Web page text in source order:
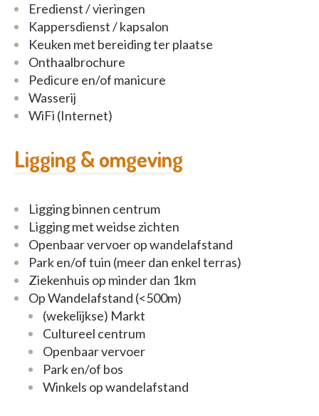
De bewoner en zijn familieleden worden gehoord en
begeleid vanaf het eerste gesprek voor het
binnenkomen, indien nodig verplaatsen wij ons
hiervoor graag;
De ondersteuning van de administratieve
formaliteiten wordt samen gepland.
Een sterk medisch, verpleegkundig en
paramedisch team
3 hoofdverpleegkundigen die toezicht houden op de
verpleegkundigen en verzorgers
Een sterk paramedisch team: 3 fysiotherapeuten, 2
ergotherapeuten, 1 logopedist, 1
dementieverwijzer en een facilitator.
Externe dienstverleners versterken de zorg:
medische pedicure, schoonheidsspecialiste,
kapper....
Een programma van activiteiten bedacht door een
Eredienst / vieringen
Kappersdienst / kapsalon
Keuken met bereiding ter plaatse
Onthaalbrochure
Pedicure en/of manicure
Wasserij
WiFi (Internet)
Ligging & omgeving
Ligging binnen centrum
Ligging met weidse zichten
Openbaar vervoer op wandelafstand
Park en/of tuin (meer dan enkel terras)
Ziekenhuis op minder dan 1km
Op Wandelafstand (<500m)
(wekelijkse) Markt
Cultureel centrum
Openbaar vervoer
Park en/of bos
Winkels op wandelafstand